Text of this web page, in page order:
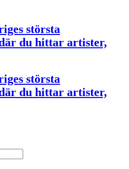
största
du hittar artister,
största
du hittar artister,